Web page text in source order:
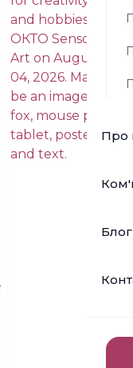
Про
Блог